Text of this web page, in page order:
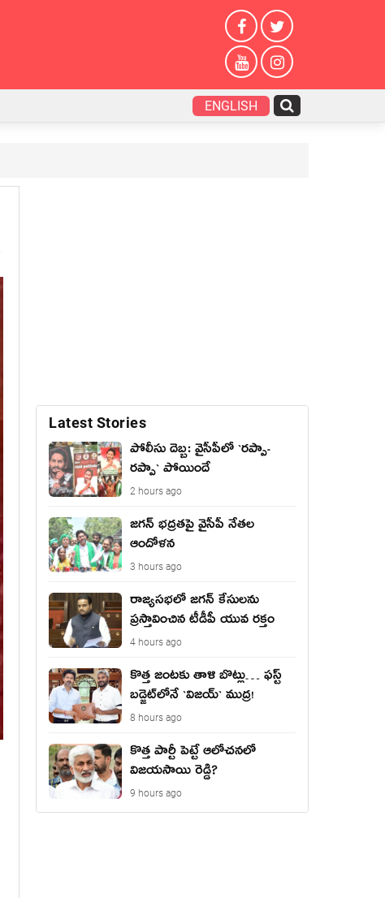
ENGLISH
Latest Stories
పోలీసు దెబ్బ: వైసీపీలో `ర‌ప్పా-
ర‌ప్పా` పోయిందే
2 hours ago
జ‌గ‌న్ భద్రతపై వైసీపీ నేతల
ఆందోళన
3 hours ago
రాజ్యసభలో జగన్ కేసులను
ప్రస్తావించిన టీడీపీ యువ రక్తం
4 hours ago
కొత్త జంట‌కు తాళి బొట్లు… ఫ‌స్ట్
బ‌డ్జెట్‌లోనే `విజ‌య్` ముద్ర‌!
8 hours ago
కొత్త పార్టీ పెట్టే ఆలోచనలో
విజయసాయి రెడ్డి?
9 hours ago